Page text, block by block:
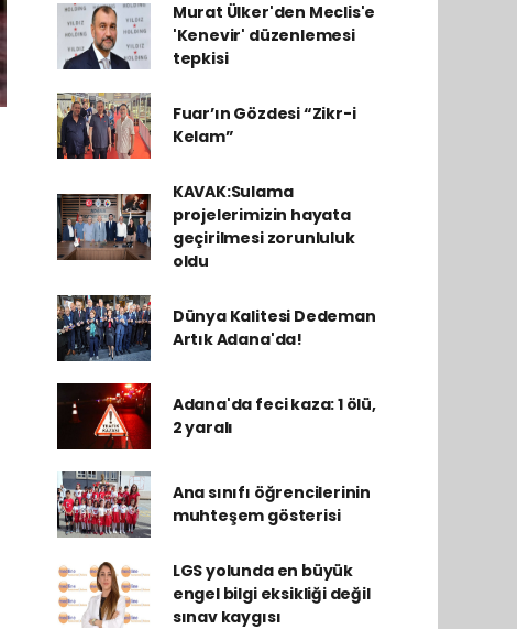
Murat Ülker'den Meclis'e
'Kenevir' düzenlemesi
tepkisi
Fuar’ın Gözdesi “Zikr-i
Kelam”
KAVAK:Sulama
projelerimizin hayata
geçirilmesi zorunluluk
oldu
Dünya Kalitesi Dedeman
Artık Adana'da!
Adana'da feci kaza: 1 ölü,
2 yaralı
Ana sınıfı öğrencilerinin
muhteşem gösterisi
LGS yolunda en büyük
engel bilgi eksikliği değil
sınav kaygısı